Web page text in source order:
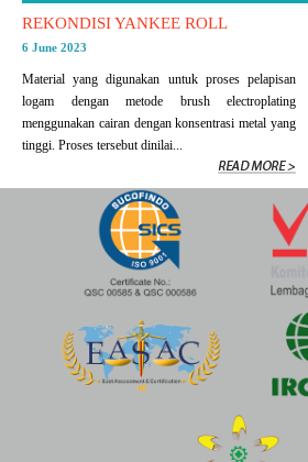
REKONDISI YANKEE ROLL
6 June 2023
Material yang digunakan untuk proses pelapisan
logam dengan metode brush electroplating
menggunakan cairan dengan konsentrasi metal yang
tinggi. Proses tersebut dinilai...